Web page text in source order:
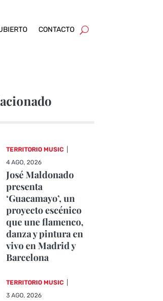
CONTACTO
TERRITORIO MUSIC
4 AGO, 2026
José Maldonado
presenta
‘Guacamayo’, un
proyecto escénico
que une flamenco,
danza y pintura en
vivo en Madrid y
Barcelona
TERRITORIO MUSIC
3 AGO, 2026